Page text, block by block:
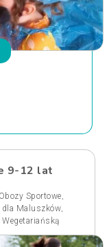
9-12 lat
Obozy Sportowe,
dla Maluszków,